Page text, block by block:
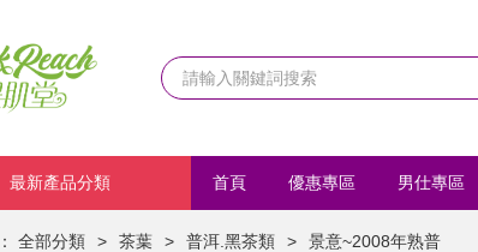
最新產品分類 首頁 優惠專區 男仕專區
化妝品 首飾/髮飾 運動用品
全部分類 > 茶葉 > 普洱.黑茶類 > 景意~2008年熟普